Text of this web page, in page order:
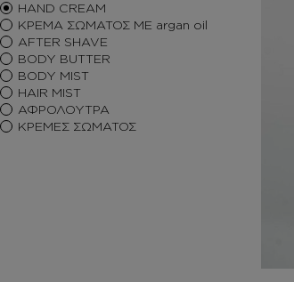
BODY SORBET – AFTER SUN
HAIR OILS
SHIMMERING BODY OIL
SKINCARE
ΑΝΤΙΣΗΠΤΙΚΑ
ΑΡΩΜΑΤΙΚΑ ΚΕΡΙΑ – DIFFUSERS
SETS
HAND CREAM
ΚΡΕΜΑ ΣΩΜΑΤΟΣ ΜΕ argan oil
AFTER SHAVE
BODY BUTTER
BODY MIST
HAIR MIST
ΑΦΡΟΛΟΥΤΡΑ
ΚΡΕΜΕΣ ΣΩΜΑΤΟΣ